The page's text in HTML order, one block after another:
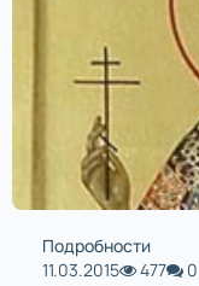
Подробности
11.03.2015
477
0